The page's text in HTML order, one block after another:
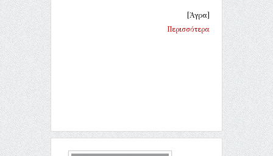
[Άγρα]
Περισσότερα